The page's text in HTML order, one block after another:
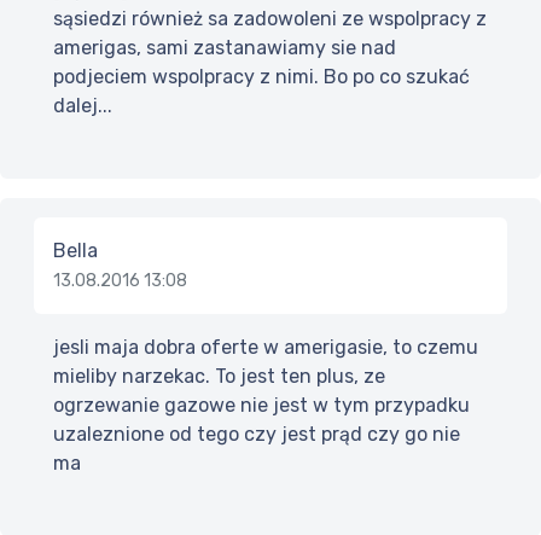
sąsiedzi również sa zadowoleni ze wspolpracy z
amerigas, sami zastanawiamy sie nad
podjeciem wspolpracy z nimi. Bo po co szukać
dalej...
Bella
13.08.2016 13:08
jesli maja dobra oferte w amerigasie, to czemu
mieliby narzekac. To jest ten plus, ze
ogrzewanie gazowe nie jest w tym przypadku
uzaleznione od tego czy jest prąd czy go nie
ma